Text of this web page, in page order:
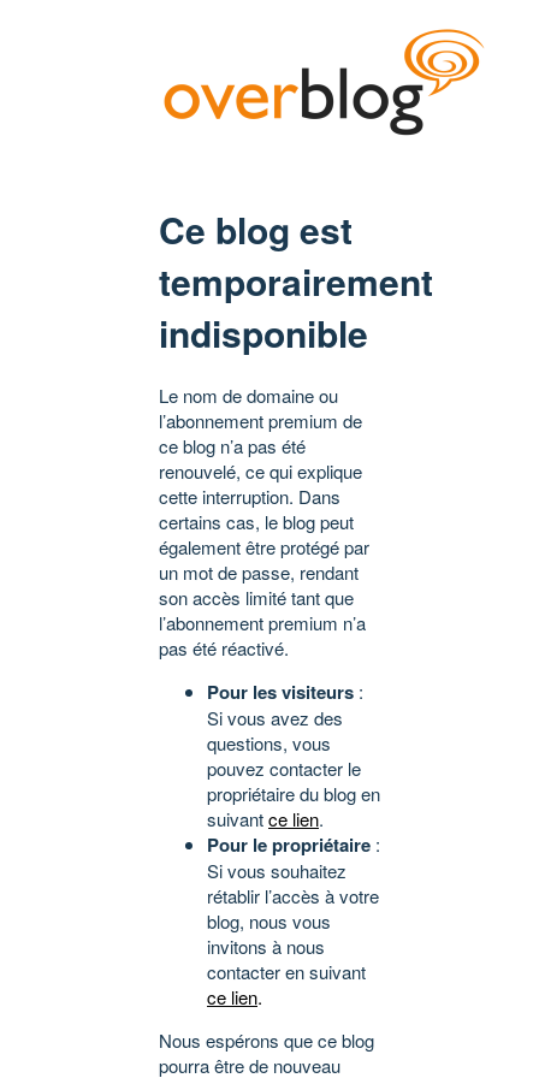
Ce blog est
temporairement
indisponible
Le nom de domaine ou
l’abonnement premium de
ce blog n’a pas été
renouvelé, ce qui explique
cette interruption. Dans
certains cas, le blog peut
également être protégé par
un mot de passe, rendant
son accès limité tant que
l’abonnement premium n’a
pas été réactivé.
Pour les visiteurs :
Si vous avez des
questions, vous
pouvez contacter le
propriétaire du blog en
suivantce lien.
Pour le propriétaire :
Si vous souhaitez
rétablir l’accès à votre
blog, nous vous
invitons à nous
contacter en suivant
ce lien.
Nous espérons que ce blog
pourra être de nouveau